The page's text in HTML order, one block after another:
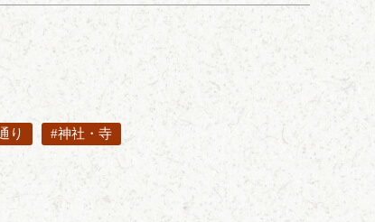
り #神社・寺